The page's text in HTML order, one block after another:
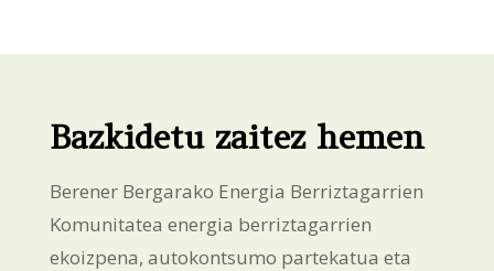
Bazkidetu zaitez hemen
Berener Bergarako Energia Berriztagarrien
Komunitatea energia berriztagarrien
ekoizpena, autokontsumo partekatua eta